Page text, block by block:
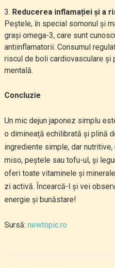
Reducerea inflamației și a
Peștele, în special somonul și
grași omega-3, care sunt
antiinflamatorii. Consumul
riscul de boli cardiovasculare și
mentală.
Concluzie
Un mic dejun japonez simplu
o dimineață echilibrată și plină
ingrediente simple, dar
miso, peștele sau tofu-ul, și
oferi toate vitaminele și
zi activă. Încearcă-l și vei
energie și bunăstare!
Sursă: newtopic.ro